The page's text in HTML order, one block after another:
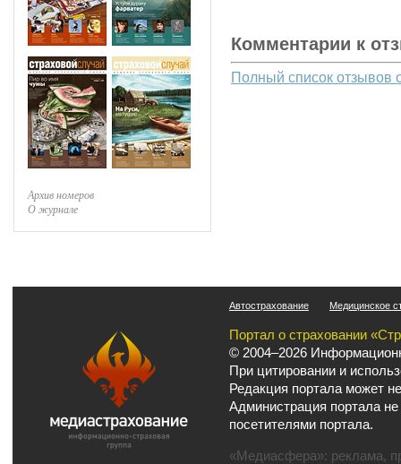
Архив номеров
О журнале
Комментарии к
Полный список отзывов
Автострахование Медицинское
Портал о страховании
© 2004–2026
При цитировании и
Редакция портала может
Администрация портала
посетителями портала.
«Медиасфера»: реклама,